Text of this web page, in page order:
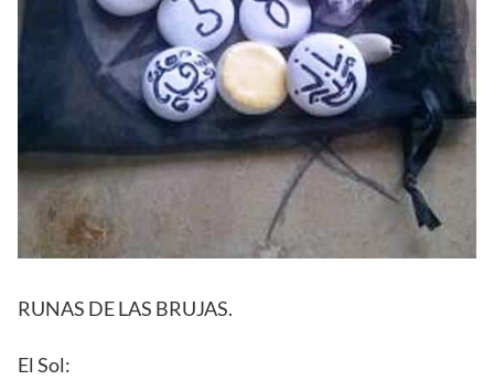
RUNAS DE LAS BRUJAS.
El Sol: